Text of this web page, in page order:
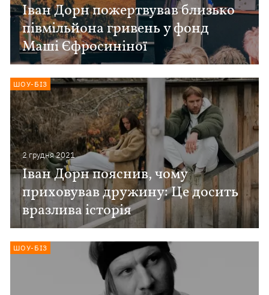
Іван Дорн пожертвував близько
півмільйона гривень у фонд
Маші Єфросиніної
2 грудня 2021
Іван Дорн пояснив, чому
приховував дружину: Це досить
вразлива історія
ШОУ-БІЗ
ШОУ-БІЗ